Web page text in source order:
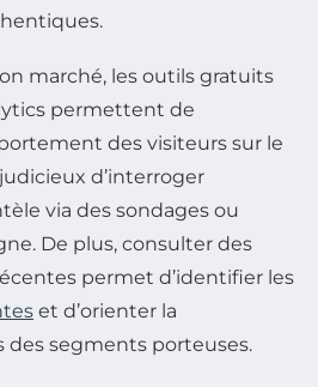
marché, les outils gratuits
permettent de
des visiteurs sur le
d’interroger
via des sondages ou
De plus, consulter des
permet d’identifier les
et d’orienter la
segments porteuses.